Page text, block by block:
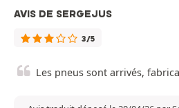
AVIS DE SERGEJUS
3/5
Les pneus sont arrivés,